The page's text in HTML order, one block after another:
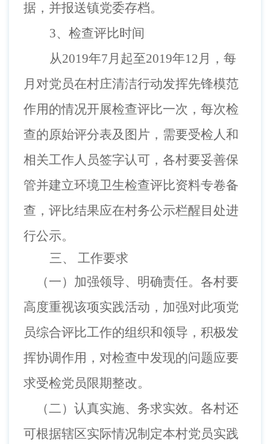
据，并报送镇党委存档。
3、检查评比时间
从2019年7月起至2019年12月，每
月对党员在村庄清洁行动发挥先锋模范
作用的情况开展检查评比一次，每次检
查的原始评分表及图片，需要受检人和
相关工作人员签字认可，各村要妥善保
管并建立环境卫生检查评比资料专卷备
查，评比结果应在村务公示栏醒目处进
行公示。
三、
工作要求
（一） 加强领导、明确责任。各村要
高度重视该项实践活动，加强对此项党
员综合评比工作的组织和领导，积极发
挥协调作用，对检查中发现的问题应要
求受检党员限期整改。
（二）认真实施、务求实效。各村还
可根据辖区实际情况制定本村党员实践